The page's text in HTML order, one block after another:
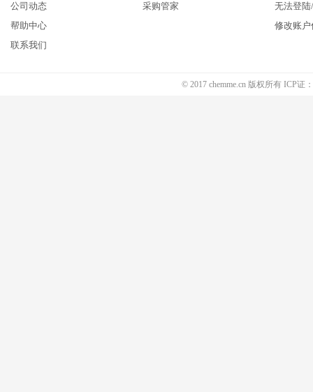
公司动态
帮助中心
联系我们
采购管家
无法登
修改账户
© 2017 chemme.cn 版权所有 ICP证：